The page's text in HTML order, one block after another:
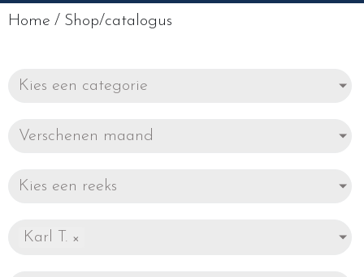
Home / Shop/catalogus
Kies een categorie
Verschenen maand
Kies een reeks
Karl T. ×